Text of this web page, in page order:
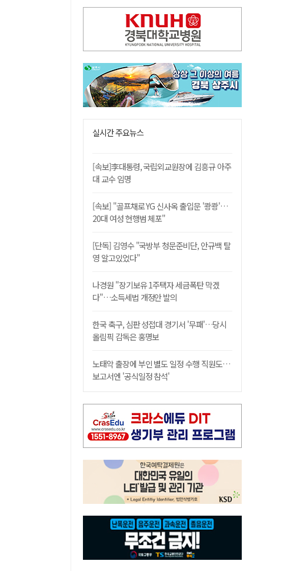
실시간 주요뉴스
[속보]李대통령, 국립외교원장에 김흥규 아주
대 교수 임명
[속보] "골프채로 YG 신사옥 출입문 '쾅쾅'…
20대 여성 현행범 체포"
[단독] 김영수 "국방부 청문준비단, 안규백 탈
영 알고있었다"
나경원 "장기보유 1주택자 세금폭탄 막겠
다"…소득세법 개정안 발의
한국 축구, 심판 성접대 경기서 '무패'…당시
올림픽 감독은 홍명보
노태악 출장에 부인 별도 일정 수행 직원도…
보고서엔 '공식일정 참석'